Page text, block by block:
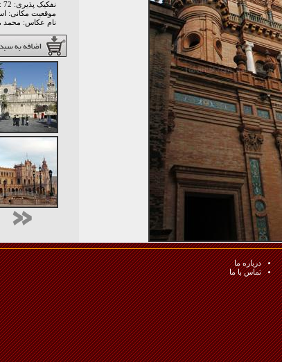
نفکیک پذیری: Hor: 72 - Ver: 72
موقعیت مکانی:
نام عکاس: محمد
درباره ما
تماس با ما